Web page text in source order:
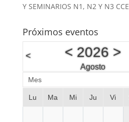
Y SEMINARIOS N1, N2 Y N3 CCE
Próximos eventos
< < 2026>
Agosto
Mes
Lu Ma Mi Ju Vi